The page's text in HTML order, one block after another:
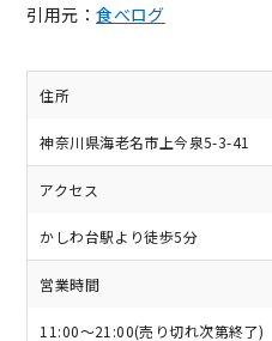
引用元：食べログ
住所
神奈川県海老名市上今泉5-3-41
アクセス
かしわ台駅より徒歩5分
営業時間
11:00～21:00(売り切れ次第終了)